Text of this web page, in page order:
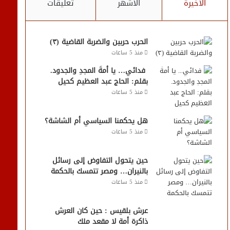
الأخيرة الأشهر تعليقات
الحرب حربين والضربة القاضية (٣)
منذ 5 ساعات
فدائي… يا أمةَ المجدِ والجدود.
بقلم: الحاج عبد العظيم كحيل
منذ 5 ساعات
هل يحكمنا السياسي أم الشاشة؟
منذ 5 ساعات
حين يتحول التفاوض إلى رسائل
بالنيران… ومصر تتمسك بالحكمة
منذ 5 ساعات
عرش بلقيس : حين كان العرش
ذاكرة أمة لا مقعد ملك